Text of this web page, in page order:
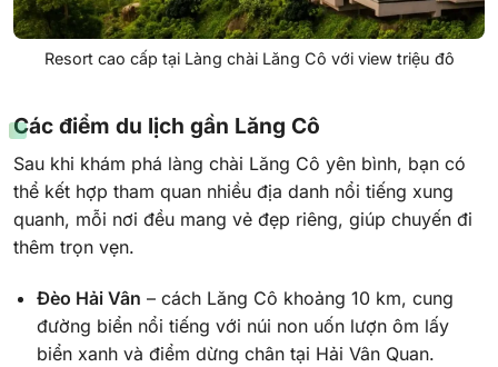
Resort cao cấp tại Làng chài Lăng Cô với view triệu đô
Các điểm du lịch gần Lăng Cô
Sau khi khám phá làng chài Lăng Cô yên bình, bạn có
thể kết hợp tham quan nhiều địa danh nổi tiếng xung
quanh, mỗi nơi đều mang vẻ đẹp riêng, giúp chuyến đi
thêm trọn vẹn.
Đèo Hải Vân – cách Lăng Cô khoảng 10 km, cung
đường biển nổi tiếng với núi non uốn lượn ôm lấy
biển xanh và điểm dừng chân tại Hải Vân Quan.